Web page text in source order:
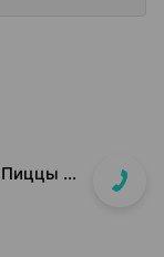
ул. Маяковского, д. 10, пом. 13 (возле Пиццы Мании)